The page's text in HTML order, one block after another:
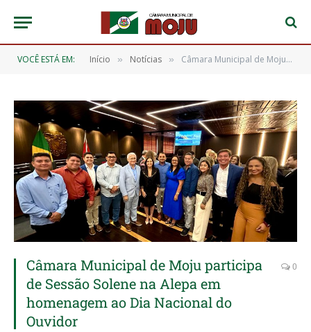
VOCÊ ESTÁ EM: Início » Notícias » Câmara Municipal de Moju participa de Sessão Solene na Alepa em homenagem ao Dia Nacional do Ouvidor
Câmara Municipal de Moju participa
de Sessão Solene na Alepa em
homenagem ao Dia Nacional do
Ouvidor
0